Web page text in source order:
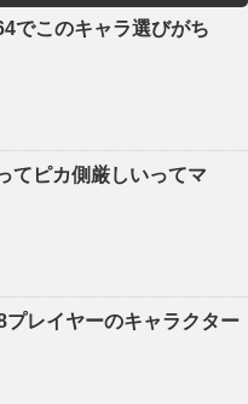
でこのキャラ選びがち
てピカ側厳しいってマ
プレイヤーのキャラクター